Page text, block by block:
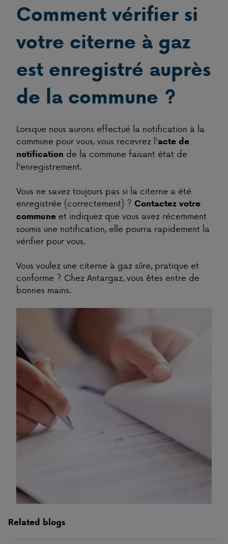
Comment vérifier si
votre citerne à gaz
est enregistré auprès
de la commune ?
Lorsque nous aurons effectué la notification à la
commune pour vous, vous recevrez l'acte de
notification de la commune faisant état de
l'enregistrement.
Vous ne savez toujours pas si la citerne a été
enregistrée (correctement) ? Contactez votre
commune et indiquez que vous avez récemment
soumis une notification, elle pourra rapidement la
vérifier pour vous.
Vous voulez une citerne à gaz sûre, pratique et
conforme ? Chez Antargaz, vous êtes entre de
bonnes mains.
Related blogs